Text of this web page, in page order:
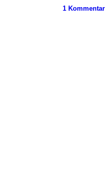
1 Kommentar